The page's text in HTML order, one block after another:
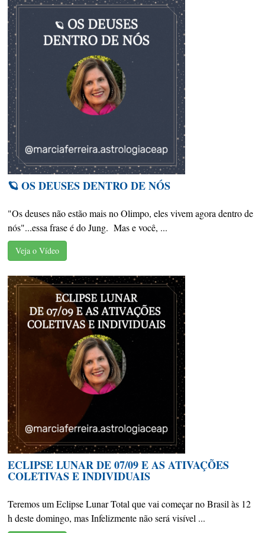
🪐 OS DEUSES DENTRO DE NÓS
"Os deuses não estão mais no Olimpo, eles vivem agora dentro de
nós"...essa frase é do Jung. Mas e você, ...
Veja o Vídeo
ECLIPSE LUNAR DE 07/09 E AS ATIVAÇÕES
COLETIVAS E INDIVIDUAIS
Teremos um Eclipse Lunar Total que vai começar no Brasil às 12
h deste domingo, mas Infelizmente não será visível ...